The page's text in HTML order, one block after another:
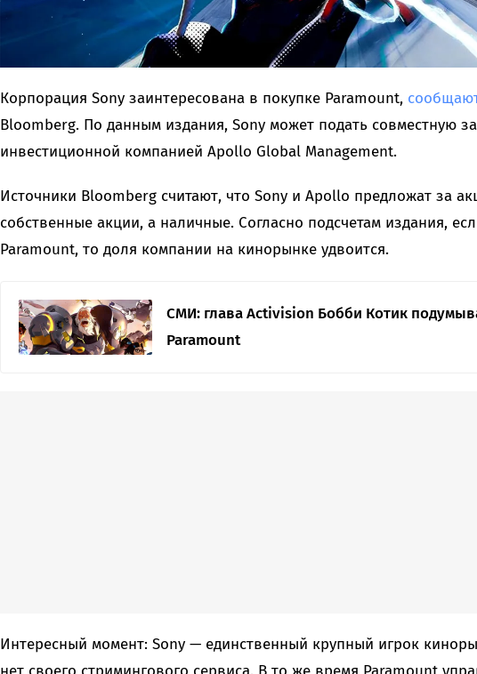
Корпорация Sony заинтересована в покупке Paramount,
Bloomberg. По данным издания, Sony может подать совместную
инвестиционной компанией Apollo Global Management.
Источники Bloomberg считают, что Sony и Apollo предложат за
собственные акции, а наличные. Согласно подсчетам издания,
Paramount, то доля компании на кинорынке удвоится.
СМИ: глава Activision Бобби Котик
Paramount
Интересный момент: Sony — единственный крупный игрок